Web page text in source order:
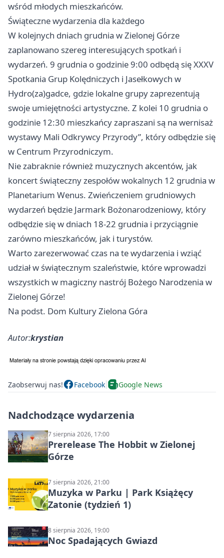
wśród młodych mieszkańców.
Świąteczne wydarzenia dla każdego
W kolejnych dniach grudnia w Zielonej Górze
zaplanowano szereg interesujących spotkań i
wydarzeń. 9 grudnia o godzinie 9:00 odbędą się XXXV
Spotkania Grup Kolędniczych i Jasełkowych w
Hydro(za)gadce, gdzie lokalne grupy zaprezentują
swoje umiejętności artystyczne. Z kolei 10 grudnia o
godzinie 12:30 mieszkańcy zapraszani są na wernisaż
wystawy Mali Odkrywcy Przyrody”, który odbędzie się
w Centrum Przyrodniczym.
Nie zabraknie również muzycznych akcentów, jak
koncert świąteczny zespołów wokalnych 12 grudnia w
Planetarium Wenus. Zwieńczeniem grudniowych
wydarzeń będzie Jarmark Bożonarodzeniowy, który
odbędzie się w dniach 18-22 grudnia i przyciągnie
zarówno mieszkańców, jak i turystów.
Warto zarezerwować czas na te wydarzenia i wziąć
udział w świątecznym szaleństwie, które wprowadzi
wszystkich w magiczny nastrój Bożego Narodzenia w
Zielonej Górze!
Na podst. Dom Kultury Zielona Góra
Autor:krystian
Zaobserwuj nas! Facebook Google News
Nadchodzące wydarzenia
7 sierpnia 2026, 17:00
Prerelease The Hobbit w Zielonej
Górze
7 sierpnia 2026, 21:00
Muzyka w Parku | Park Książęcy
Zatonie (tydzień 1)
8 sierpnia 2026, 19:00
Noc Spadających Gwiazd